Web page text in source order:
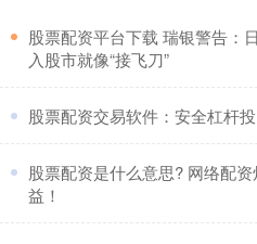
股票配资平台下载 瑞银警告：
入股市就像“接飞刀”
股票配资交易软件：安全杠杆
股票配资是什么意思? 网络配
益！